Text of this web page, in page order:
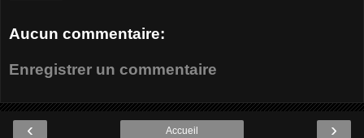
Aucun commentaire:
Enregistrer un commentaire
‹ ›
Accueil